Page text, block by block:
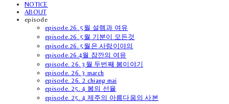
NOTICE
ABOUT
episode
episode.26. 5월 설렘과 여유
episode.26. 5월 기분이 모든것
episode.26. 5월은 사랑이야의
episode.26.4월 잠깐의 여유
episode. 26. 3월 두번째 봄이야기
episode. 26. 3 march
episode. 26. 2 chiang mai
episode. 25. 4 봄의 선율
episode. 25. 4 제주의 아름다움의 사본